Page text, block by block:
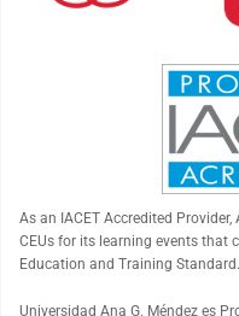
As an IACET Accredited Provider,
CEUs for its learning events that
Education and Training Standard.
Universidad Ana G. Méndez es